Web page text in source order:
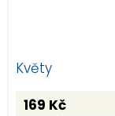
Květy
169 Kč